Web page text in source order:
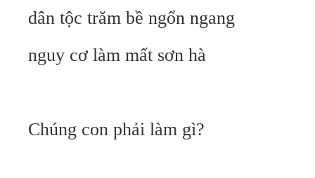
dân tộc trăm bề ngổn ngang
nguy cơ làm mất sơn hà
Chúng con phải làm gì?